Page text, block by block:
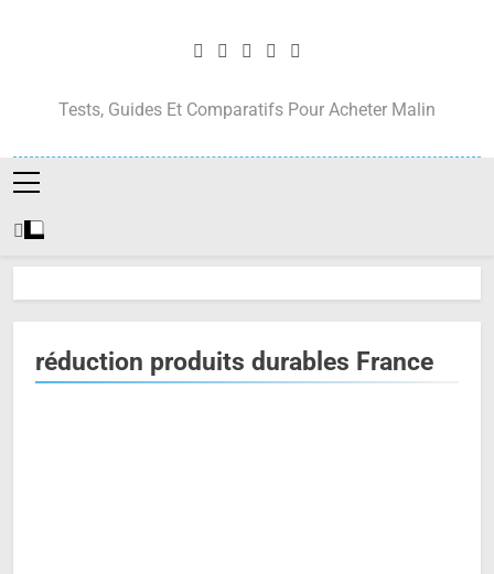
Tests, Guides Et Comparatifs Pour Acheter Malin
réduction produits durables France